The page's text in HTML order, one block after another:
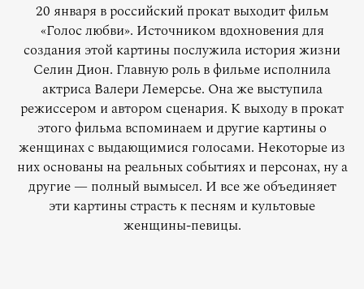
20 января в российский прокат выходит фильм
«Голос любви». Источником вдохновения для
создания этой картины послужила история жизни
Селин Дион. Главную роль в фильме исполнила
актриса Валери Лемерсье. Она же выступила
режиссером и автором сценария. К выходу в прокат
этого фильма вспоминаем и другие картины о
женщинах с выдающимися голосами. Некоторые из
них основаны на реальных событиях и персонах, ну а
другие — полный вымысел. И все же объединяет
эти картины страсть к песням и культовые
женщины-певицы.